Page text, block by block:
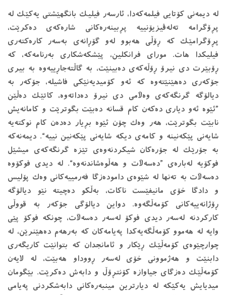
له ‌دیمه‌نی كۆتایی فیلمه‌كه‌دا، ئارسه‌ر فیلیك بانگهێشتی یه‌كێك لە
پڕۆگرامه‌ ته‌له‌ڤیزیۆنییه‌ پڕبینه‌ره‌كانی شاره‌كه‌ی ده‌كرێت،
پڕۆگرامێك كه‌ ڕۆڵی هه‌بوو له‌و گۆڕانه‌ی به‌سه‌ر كاره‌كته‌ری
فیلیكدا هات. مورای فرانكلین، پێشكه‌شكاری به‌رنامه‌كه،‌ كه‌
ڕۆبێرت دی نیرۆ ڕۆڵه‌كه‌ی ده‌بینێت، به‌ گاڵته‌جاڕییه‌وه‌ به‌ بیری
جۆكه‌ری ده‌هێنێته‌وه‌ كه‌ ئه‌و كۆمیدیه‌نێكی فاشیله‌، جۆكه‌ر به‌
دیالۆگه‌ گرنگه‌كه‌ی وه‌ڵامی دی نیرۆ ده‌داته‌وه،‌ كاتێك ده‌ڵێن
”ئێوه‌ ئه‌و دیاری ده‌كه‌ن كام قسانه‌ ده‌بێت بگوترێت و كامانه‌یش
نابێت بگوترێت، هه‌ر وه‌ك چۆن ئێوه‌ بڕیار ده‌ده‌ن كام نوكته‌یه‌
شایه‌نی پێكه‌نینه‌ و كامه‌ی دیكه‌ شایه‌نی پێكه‌نین نییه‌“. دیمه‌نه‌كه‌
به‌ جۆرێك له‌ جۆره‌كان شیكردنه‌وه‌ی تێزه‌ گرنگه‌كه‌ی میشێل
فوكۆیه‌ له‌باره‌ی ”ده‌سه‌ڵات و هه‌ڵوه‌شاندنه‌وه‌“. له ‌دیدی فوكۆوه‌
ده‌سه‌ڵات به ‌ته‌نها له ‌شێوه‌ی داموده‌زگا فه‌رمییه‌كانی وه‌ك پۆلیس
و دادگا خۆی مانیفێست ناكات، به‌ڵكو ده‌چیته‌ نێو دیالۆگه‌
ڕۆژانه‌ییه‌كانی كۆمه‌ڵگه‌وه‌. دواین دیالۆگی جۆكه‌ر به ‌قووڵی
كاركردنه‌ له‌سه‌ر دیدی فوكۆ له‌سه‌ر ده‌سه‌ڵات، چونكه‌ فوكۆ پێی
وایه‌ له ‌هه‌موو كۆمه‌ڵگه‌یه‌كدا په‌یامه‌كان كه‌ به‌رهه‌م ده‌هێنرێن، له
‌چوارچێوه‌ی كۆمه‌ڵێك ڕێكار و ئامانجدان كه‌ بتوانێت كاریگه‌ری
دابنێت و هه‌ژموونی خۆی له‌سه‌ر ڕووداو هه‌بێت، له ‌لایه‌ن
كۆمه‌ڵێك ده‌زگای جیاوازه‌ كۆنتڕۆڵ و دابه‌ش ده‌كرێت. بێگومان
میدیایش یه‌كێكه‌ له‌ دیارترین مینبه‌ره‌كانی دابه‌شكردنی په‌یامی